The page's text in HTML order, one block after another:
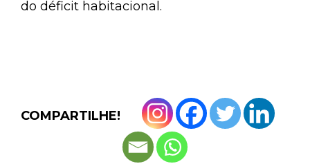
do déficit habitacional.
COMPARTILHE!